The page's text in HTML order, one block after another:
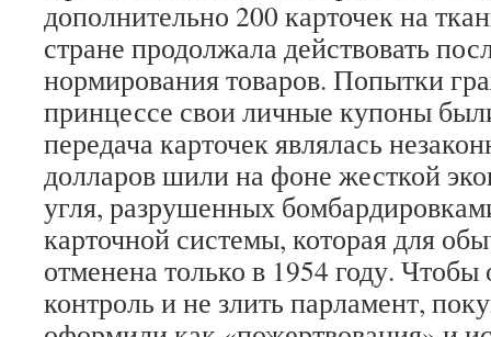
дополнительно 200 карточек на
стране продолжала действовать
нормирования товаров. Попытки
принцессе свои личные купоны
передача карточек являлась
долларов шили на фоне жесткой
угля, разрушенных
карточной системы, которая для
отменена только в 1954 году.
контроль и не злить парламент,